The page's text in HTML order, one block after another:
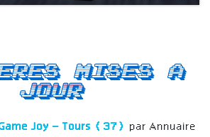
mises a
jour
Joy – Tours (37)
par Annuaire